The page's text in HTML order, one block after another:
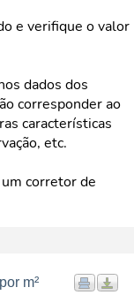
e verifique o valor
dados dos
corresponder ao
características
etc.
corretor de
m²